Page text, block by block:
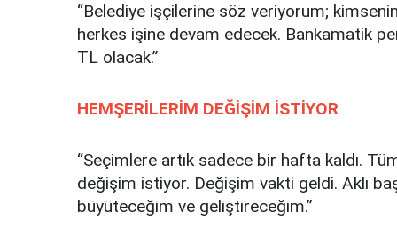
“Belediye işçilerine söz veriyorum;
herkes işine devam edecek. Bankamatik
TL olacak.”
HEMŞERİLERİM DEĞİŞİM İSTİYOR
“Seçimlere artık sadece bir hafta kaldı.
değişim istiyor. Değişim vakti geldi. Aklı
büyüteceğim ve geliştireceğim.”